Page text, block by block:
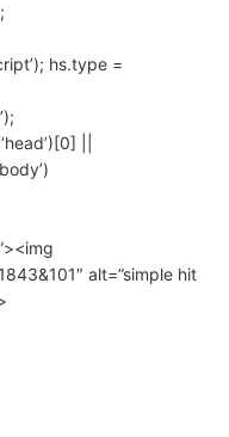
hs.type =
||
alt=”simple hit